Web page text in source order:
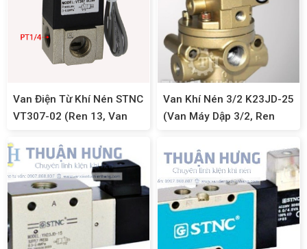
Van Điện Từ Khí Nén STNC
VT307-02 (Ren 13, Van
Van Khí Nén 3/2 K23JD-25
(Van Máy Dập 3/2, Ren